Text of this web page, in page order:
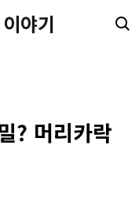
야기
? 머리카락